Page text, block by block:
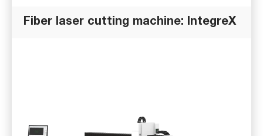
Fiber laser cutting machine: IntegreX